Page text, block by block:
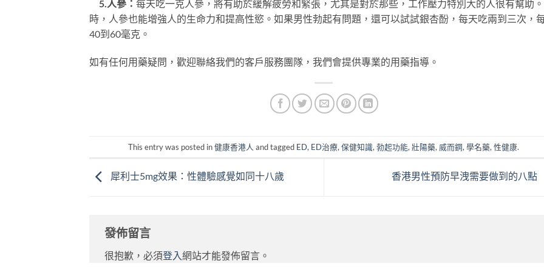
5.人參： 每天吃一克人參，將有助於緩解疲勞和緊張，尤其是對於那些，工作壓力特別大的人很有幫助
時，人參也能增強人的生命力和提高性慾。如果男性勃起有問題，還可以試試銀杏酚，每天吃兩到三次，
40到60毫克。
如有任何用藥疑問，歡迎聯絡我們的客戶服務團隊，我們會提供專業的用藥指導。
This entry was posted in健康香港人 and tagged ED, ED治療,保健知識,勃起功能,壯陽藥, 威而鋼,學名藥,性健康.
犀利士5mg效果：性體驗感覺如同十八歲 香港男性預防早洩需要做到的八點
發佈留言
很抱歉，必須登入網站才能發佈留言。